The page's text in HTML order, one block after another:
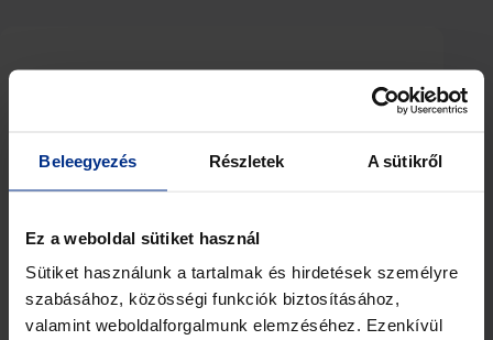
Beleegyezés Részletek A sütikről
Ez a weboldal sütiket használ
Sütiket használunk a tartalmak és hirdetések személyre
szabásához, közösségi funkciók biztosításához,
valamint weboldalforgalmunk elemzéséhez. Ezenkívül